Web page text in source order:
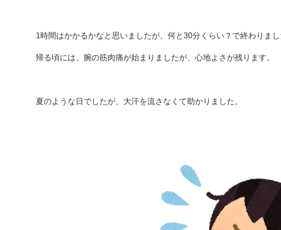
1時間はかかるかなと思いましたが、何と30分くらい？で終わりまし
帰る頃には、腕の筋肉痛が始まりましたが、心地よさが残ります。
夏のような日でしたが、大汗を流さなくて助かりました。